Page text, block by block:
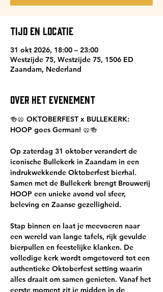
Tijd en locatie
31 okt 2026, 18:00 – 23:00
Westzijde 75, Westzijde 75, 1506 ED
Zaandam, Nederland
Over het evenement
🍻🥨 OKTOBERFEST x BULLEKERK:
HOOP goes German! 🥨🍻
Op zaterdag 31 oktober verandert de
iconische Bullekerk in Zaandam in een
indrukwekkende Oktoberfest bierhal.
Samen met de Bullekerk brengt Brouwerij
HOOP een unieke avond vol sfeer,
beleving en Zaanse gezelligheid.
Stap binnen en laat je meevoeren naar
een wereld van lange tafels, rijk gevulde
bierpullen en feestelijke klanken. De
volledige kerk wordt omgetoverd tot een
authentieke Oktoberfest setting waarin
alles draait om samen genieten. Vanaf het
eerste moment zit je midden in de